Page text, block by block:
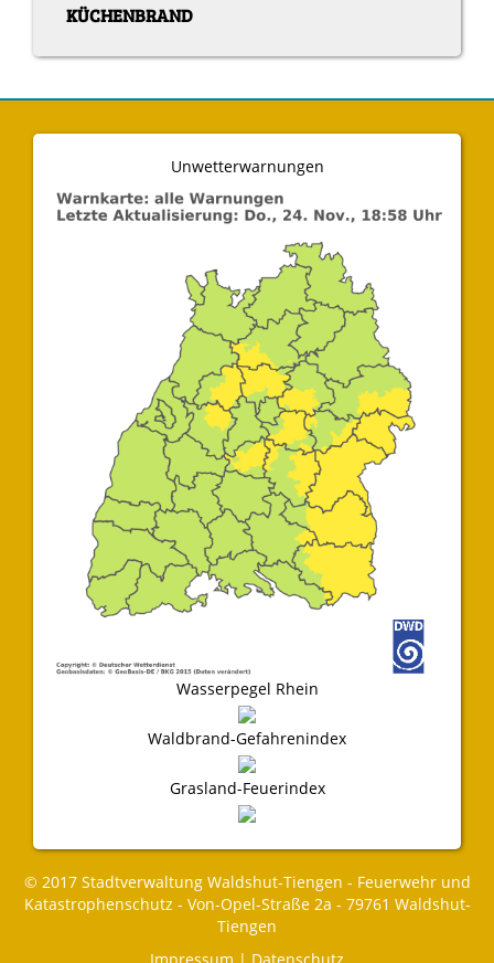
KÜCHENBRAND
Unwetterwarnungen
Wasserpegel Rhein
Waldbrand-Gefahrenindex
Grasland-Feuerindex
© 2017 Stadtverwaltung Waldshut-Tiengen - Feuerwehr und
Katastrophenschutz - Von-Opel-Straße 2a - 79761 Waldshut-
Tiengen
Impressum | Datenschutz